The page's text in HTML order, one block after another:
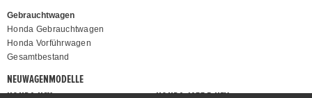
Gebrauchtwagen
Honda Gebrauchtwagen
Honda Vorführwagen
Gesamtbestand
NEUWAGENMODELLE